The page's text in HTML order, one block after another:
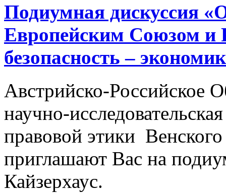
Подиумная дискуссия
Европейским Союзом и
безопасность –
Австрийско-
научно-
правовой этики
приглашают Вас на
Кайзерхаус.